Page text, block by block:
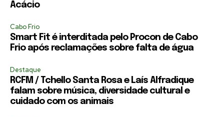
Acácio
Cabo Frio
Smart Fit é interditada pelo Procon de Cabo
Frio após reclamações sobre falta de água
Destaque
RCFM / Tchello Santa Rosa e Laís Alfradique
falam sobre música, diversidade cultural e
cuidado com os animais